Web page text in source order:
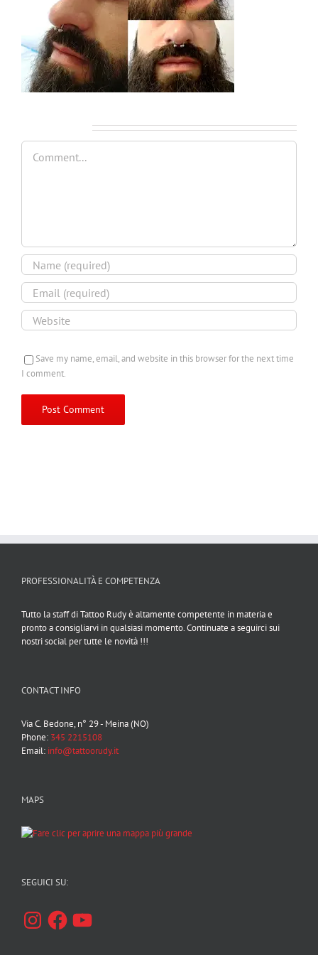
Comment
Save my name, email, and website in this browser for the next time
I comment.
PROFESSIONALITÀ E COMPETENZA
Tutto la staff di Tattoo Rudy è altamente competente in materia e
pronto a consigliarvi in qualsiasi momento. Continuate a seguirci sui
nostri social per tutte le novità !!!
CONTACT INFO
Via C. Bedone, n° 29 - Meina (NO)
Phone: 345 2215108
Email: info@tattoorudy.it
MAPS
SEGUICI SU:
InstagramFacebookYouTube